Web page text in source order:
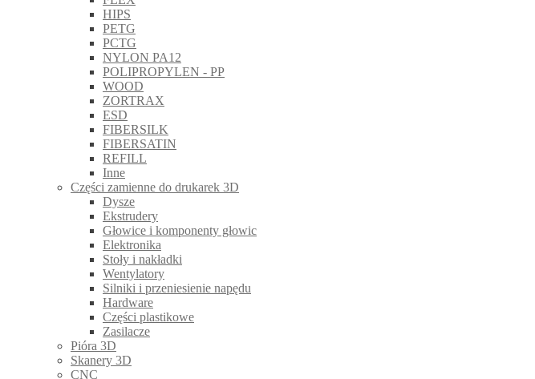
HIPS
PETG
PCTG
NYLON PA12
POLIPROPYLEN - PP
WOOD
ZORTRAX
ESD
FIBERSILK
FIBERSATIN
REFILL
Inne
Części zamienne do drukarek 3D
Dysze
Ekstrudery
Głowice i komponenty głowic
Elektronika
Stoły i nakładki
Wentylatory
Silniki i przeniesienie napędu
Hardware
Części plastikowe
Zasilacze
Pióra 3D
Skanery 3D
CNC